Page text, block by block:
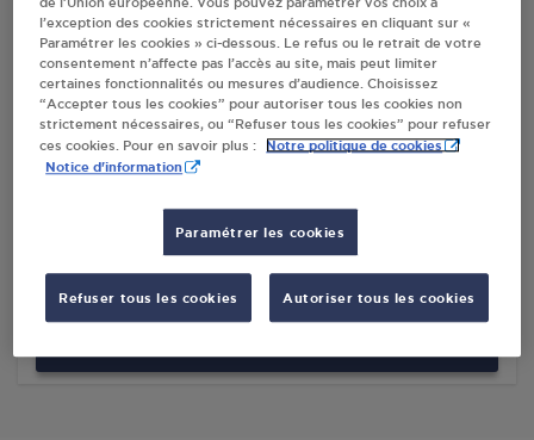
DISTR. CASINO FRANCE ST ANTHEME
PL AUBEPIN
63660
ST ANTHEME
S'Y RENDRE
QG QUINCAILLERIE GRILLET ST ANTHEME
l’exception des cookies strictement nécessaires en cliquant sur «
Paramétrer les cookies » ci-dessous. Le refus ou le retrait de votre
consentement n’affecte pas l’accès au site, mais peut limiter
certaines fonctionnalités ou mesures d’audience. Choisissez
“Accepter tous les cookies” pour autoriser tous les cookies non
strictement nécessaires, ou “Refuser tous les cookies” pour refuser
ces cookies. Pour en savoir plus :
Notre politique de cookies
Notice d'information
Paramétrer les cookies
Refuser tous les cookies Autoriser tous les cookies